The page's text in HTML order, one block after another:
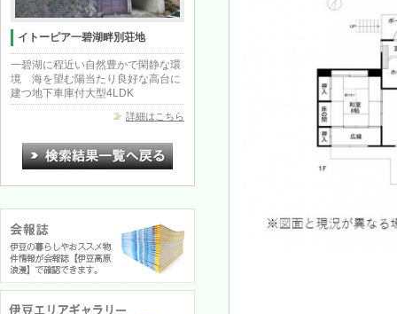
イトーピア一碧湖畔別荘地
一碧湖に程近い自然豊かで閑静な環
境 海を望む陽当たり良好な高台に
建つ地下車庫付大型4LDK
詳細はこちら